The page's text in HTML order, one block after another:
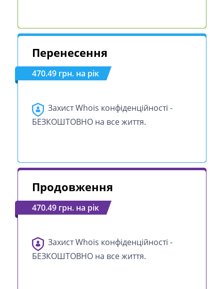
Перенесення
470.49 грн. на рік
Захист Whois конфіденційності -
БЕЗКОШТОВНО на все життя.
Продовження
470.49 грн. на рік
Захист Whois конфіденційності -
БЕЗКОШТОВНО на все життя.